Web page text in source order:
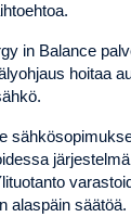
in Balance
hoitaa
alaspäin säätöä.